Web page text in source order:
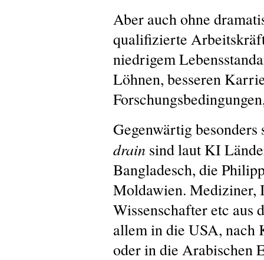
Aber auch ohne
qualifizierte
niedrigem
Löhnen, besseren
Gegenwärtig
drain sind laut KI
Bangladesch, die
Moldawien. Mediziner,
Wissenschafter etc aus
allem in die USA, nach
oder in die Arabischen